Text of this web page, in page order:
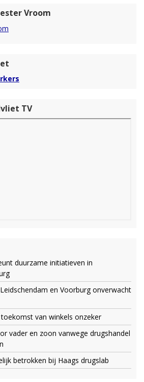
Vroom
TV
duurzame initiatieven in
en Voorburg onverwacht
van winkels onzeker
vader en zoon vanwege drugshandel
betrokken bij Haags drugslab